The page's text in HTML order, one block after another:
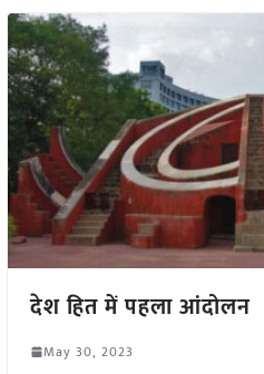
देश हित में पहला आंदोलन
May 30, 2023